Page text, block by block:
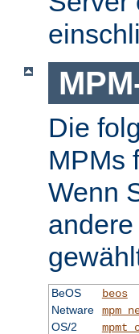
Die
MPMs
Wenn
BeOS
beos
Netware
OS/2